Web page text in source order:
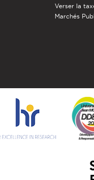
Verser la
Marchés